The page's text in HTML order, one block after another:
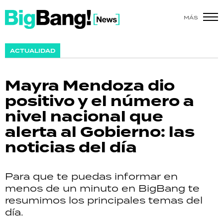
MÁS
ACTUALIDAD
Mayra Mendoza dio
positivo y el número a
nivel nacional que
alerta al Gobierno: las
noticias del día
Para que te puedas informar en
menos de un minuto en BigBang te
resumimos los principales temas del
día.
SHOW
ACTUALIDAD
POLICIALES
ECONOMÍA
SALUD
DEPORTES